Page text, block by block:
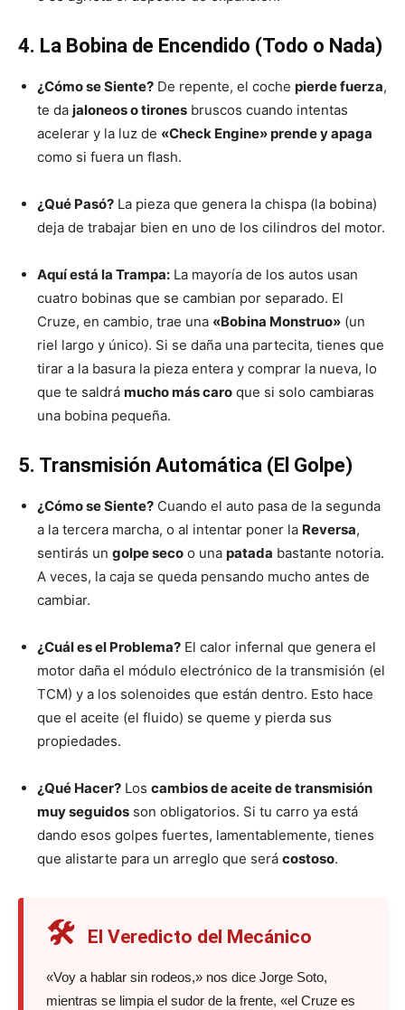
4. La Bobina de Encendido (Todo o Nada)
¿Cómo se Siente? De repente, el coche pierde fuerza,
te da jaloneos o tirones bruscos cuando intentas
acelerar y la luz de «Check Engine» prende y apaga
como si fuera un flash.
¿Qué Pasó? La pieza que genera la chispa (la bobina)
deja de trabajar bien en uno de los cilindros del motor.
Aquí está la Trampa: La mayoría de los autos usan
cuatro bobinas que se cambian por separado. El
Cruze, en cambio, trae una «Bobina Monstruo» (un
riel largo y único). Si se daña una partecita, tienes que
tirar a la basura la pieza entera y comprar la nueva, lo
que te saldrá mucho más caro que si solo cambiaras
una bobina pequeña.
5. Transmisión Automática (El Golpe)
¿Cómo se Siente? Cuando el auto pasa de la segunda
a la tercera marcha, o al intentar poner la Reversa,
sentirás un golpe seco o una patada bastante notoria.
A veces, la caja se queda pensando mucho antes de
cambiar.
¿Cuál es el Problema? El calor infernal que genera el
motor daña el módulo electrónico de la transmisión (el
TCM) y a los solenoides que están dentro. Esto hace
que el aceite (el fluido) se queme y pierda sus
propiedades.
¿Qué Hacer? Los cambios de aceite de transmisión
muy seguidos son obligatorios. Si tu carro ya está
dando esos golpes fuertes, lamentablemente, tienes
que alistarte para un arreglo que será costoso.
🛠 El Veredicto del Mecánico
«Voy a hablar sin rodeos,» nos dice Jorge Soto,
mientras se limpia el sudor de la frente, «el Cruze es